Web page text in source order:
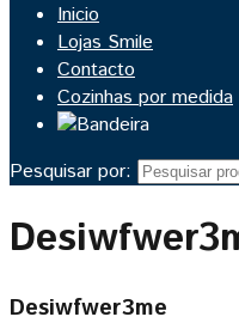
Inicio
Lojas Smile
Contacto
Cozinhas por medida
Pesquisar por:
Desiwfwer3me